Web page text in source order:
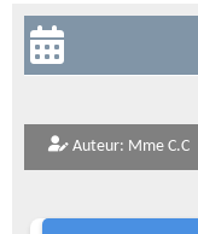
Auteur: Mme C.C